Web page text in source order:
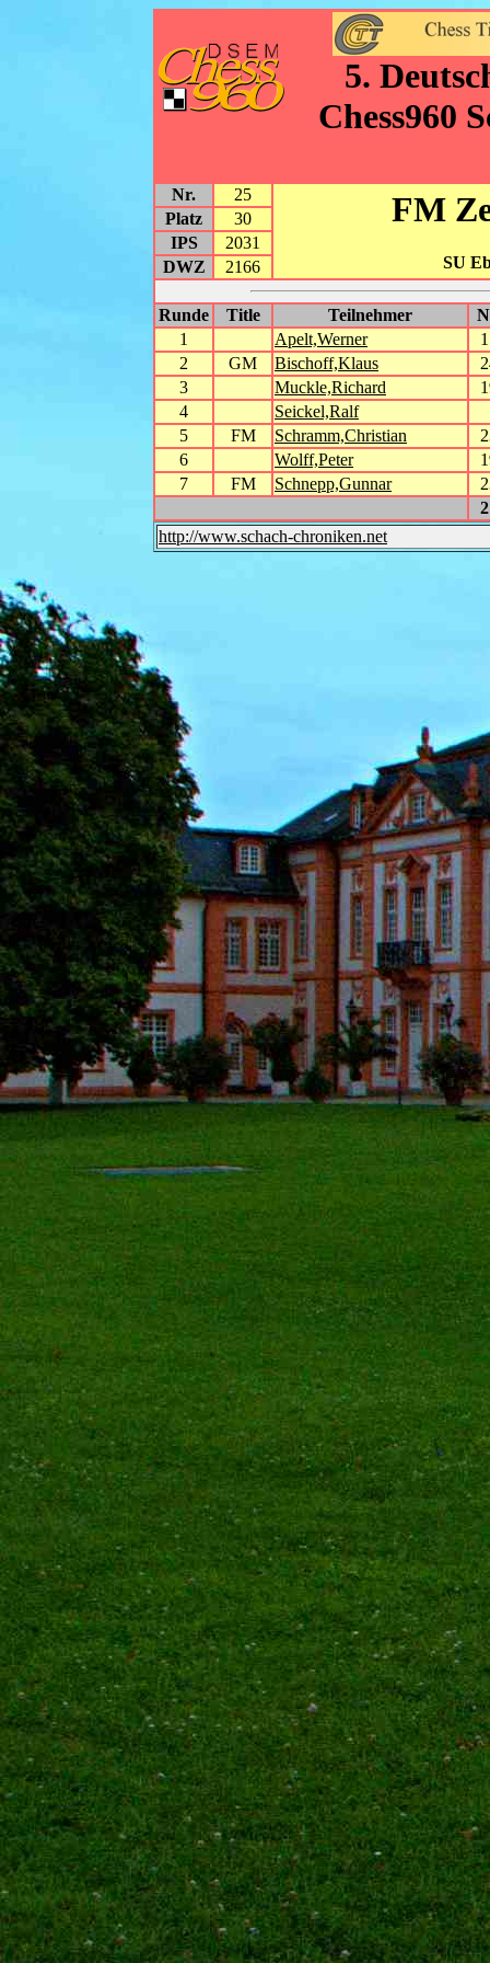
5.
Chess960
Nr. 25 FM
SU
Platz
30
IPS
2031
DWZ
2166
Runde Title Teilnehmer
1
Apelt,Werner
2
GM Bischoff,Klaus
3
Muckle,Richard
4
Seickel,Ralf
5
FM Schramm,Christian
6
Wolff,Peter
7
FM Schnepp,Gunnar
http://www.schach-chroniken.net